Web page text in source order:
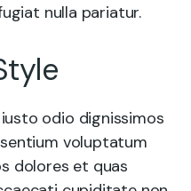
nulla pariatur.
odio dignissimos
voluptatum
dolores et quas